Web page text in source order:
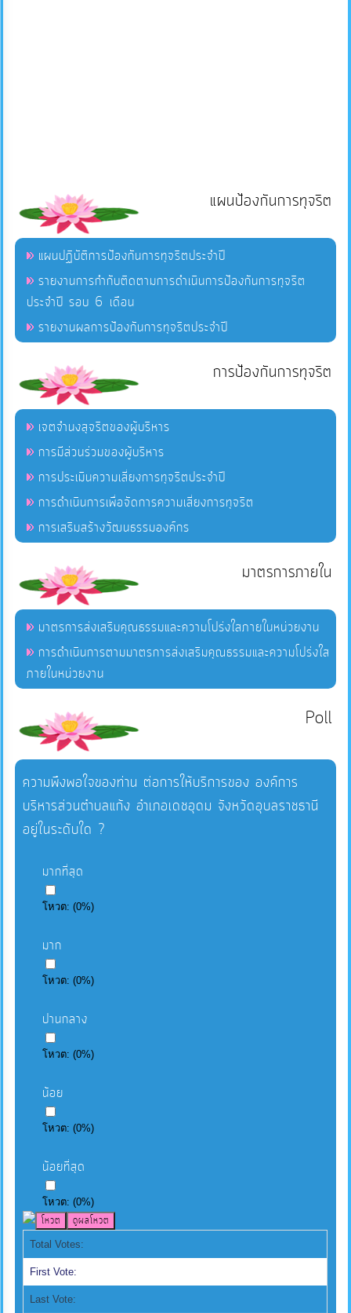
แผนป้องกันการทุจริต
แผนปฏิบัติการป้องกันการทุจริตประจำปี
รายงานการกำกับติดตามการดำเนินการป้องกันการทุจริต
ประจำปี รอบ 6 เดือน
รายงานผลการป้องกันการทุจริตประจำปี
การป้องกันการทุจริต
เจตจำนงสุจริตของผู้บริหาร
การมีส่วนร่วมของผู้บริหาร
การประเมินความเสี่ยงการทุจริตประจำปี
การดำเนินการเพื่อจัดการความเสี่ยงการทุจริต
การเสริมสร้างวัฒนธรรมองค์กร
มาตรการภายใน
มาตรการส่งเสริมคุณธรรมและความโปร่งใสภายในหน่วยงาน
การดำเนินการตามมาตรการส่งเสริมคุณธรรมและความโปร่งใส
ภายในหน่วยงาน
Poll
ความพึงพอใจของท่าน ต่อการให้บริการของ องค์การ
บริหารส่วนตำบลแก้ง อำเภอเดชอุดม จังหวัดอุบลราชธานี
อยู่ในระดับใด ?
มากที่สุด
โหวต:(0%)
มาก
โหวต:(0%)
ปานกลาง
โหวต:(0%)
น้อย
โหวต:(0%)
น้อยที่สุด
โหวต:(0%)
Total Votes:
First Vote:
Last Vote: